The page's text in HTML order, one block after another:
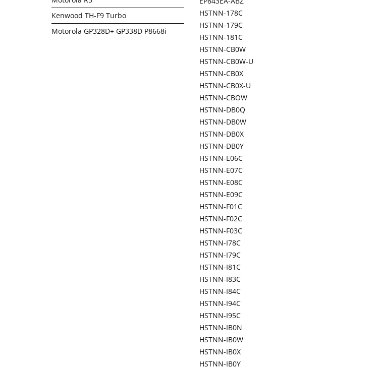
Kenwood TH-F9 Turbo
Motorola GP328D+ GP338D P8668i
HSTNN-178C
HSTNN-179C
HSTNN-181C
HSTNN-CB0W
HSTNN-CB0W-U
HSTNN-CB0X
HSTNN-CB0X-U
HSTNN-CBOW
HSTNN-DB0Q
HSTNN-DB0W
HSTNN-DB0X
HSTNN-DB0Y
HSTNN-E06C
HSTNN-E07C
HSTNN-E08C
HSTNN-E09C
HSTNN-F01C
HSTNN-F02C
HSTNN-F03C
HSTNN-I78C
HSTNN-I79C
HSTNN-I81C
HSTNN-I83C
HSTNN-I84C
HSTNN-I94C
HSTNN-I95C
HSTNN-IB0N
HSTNN-IB0W
HSTNN-IB0X
HSTNN-IB0Y